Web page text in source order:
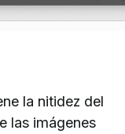
la nitidez del
las imágenes